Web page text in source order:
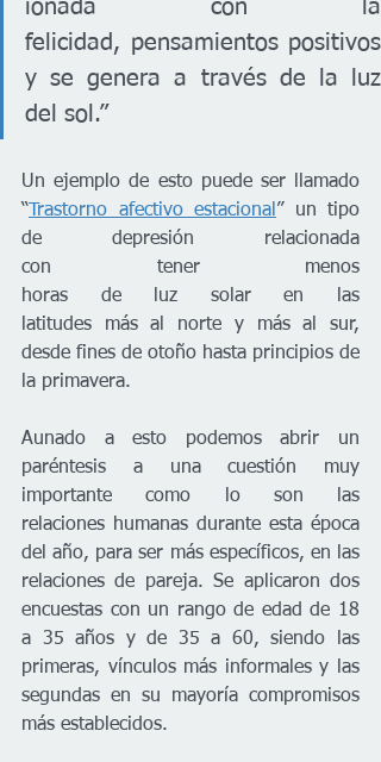
ionada con la
felicidad, pensamientos positivos
y se genera a través de la luz
del sol.”
Un ejemplo de esto puede ser llamado
“ Trastorno afectivo estacional” un tipo
de depresión relacionada
con tener menos
horas de luz solar en las
latitudes más al norte y más al sur,
desde fines de otoño hasta principios de
la primavera.
Aunado a esto podemos abrir un
paréntesis a una cuestión muy
importante como lo son las
relaciones humanas durante esta época
del año, para ser más específicos, en las
relaciones de pareja. Se aplicaron dos
encuestas con un rango de edad de 18
a 35 años y de 35 a 60, siendo las
primeras, vínculos más informales y las
segundas en su mayoría compromisos
más establecidos.